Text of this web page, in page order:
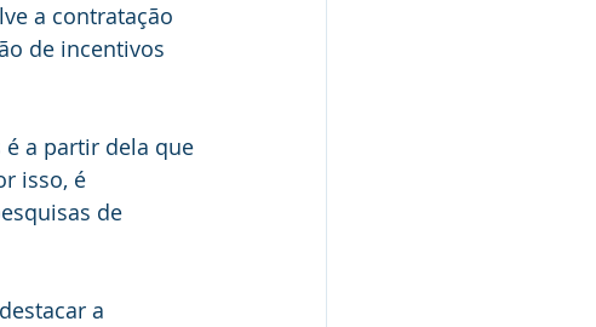
a contratação
de incentivos
a partir dela que
isso, é
de
a